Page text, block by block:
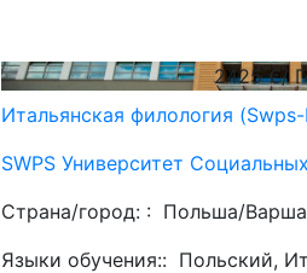
2425€/
Итальянская филология
SWPS Университет
Страна/город: : Польша/
Языки обучения:: Польский,